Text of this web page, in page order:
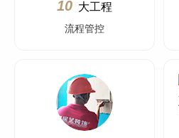
10 大工程
流程管控